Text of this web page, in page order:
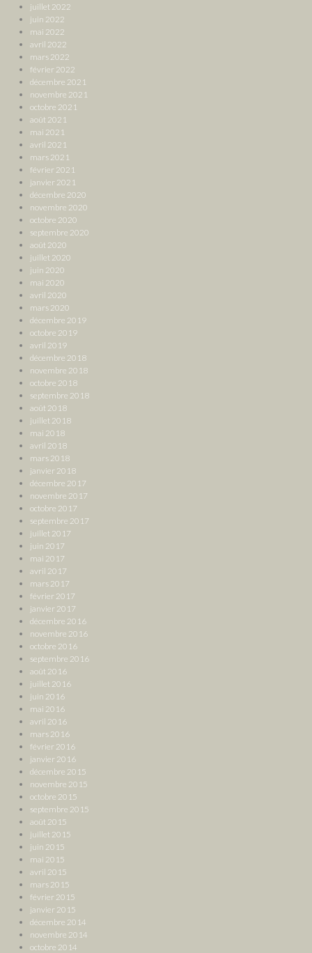
juillet 2022
juin 2022
mai 2022
avril 2022
mars 2022
février 2022
décembre 2021
novembre 2021
octobre 2021
août 2021
mai 2021
avril 2021
mars 2021
février 2021
janvier 2021
décembre 2020
novembre 2020
octobre 2020
septembre 2020
août 2020
juillet 2020
juin 2020
mai 2020
avril 2020
mars 2020
décembre 2019
octobre 2019
avril 2019
décembre 2018
novembre 2018
octobre 2018
septembre 2018
août 2018
juillet 2018
mai 2018
avril 2018
mars 2018
janvier 2018
décembre 2017
novembre 2017
octobre 2017
septembre 2017
juillet 2017
juin 2017
mai 2017
avril 2017
mars 2017
février 2017
janvier 2017
décembre 2016
novembre 2016
octobre 2016
septembre 2016
août 2016
juillet 2016
juin 2016
mai 2016
avril 2016
mars 2016
février 2016
janvier 2016
décembre 2015
novembre 2015
octobre 2015
septembre 2015
août 2015
juillet 2015
juin 2015
mai 2015
avril 2015
mars 2015
février 2015
janvier 2015
décembre 2014
novembre 2014
octobre 2014